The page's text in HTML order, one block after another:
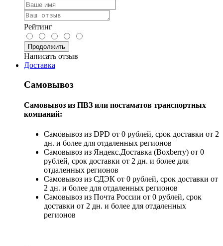
Рейтинг
Продолжить
Написать отзыв
Доставка
Самовывоз
Самовывоз из ПВЗ или постаматов транспортных
компаний:
Самовывоз из DPD от 0 рублей, срок доставки от 2
дн. и более для отдаленных регионов
Самовывоз из Яндекс.Доставка (Boxberry) от 0
рублей, срок доставки от 2 дн. и более для
отдаленных регионов
Самовывоз из СДЭК от 0 рублей, срок доставки от
2 дн. и более для отдаленных регионов
Самовывоз из Почта России от 0 рублей, срок
доставки от 2 дн. и более для отдаленных
регионов